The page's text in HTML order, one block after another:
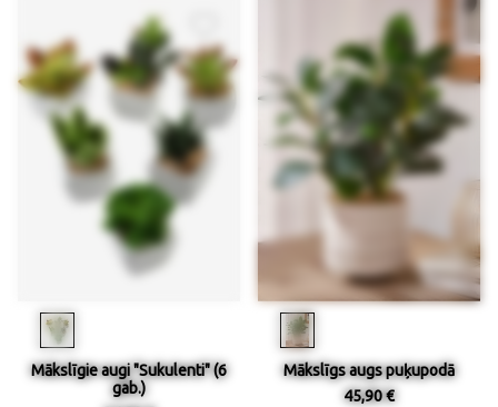
Mākslīgie augi "Sukulenti" (6
gab.)
Mākslīgs augs puķupodā
45,90 €